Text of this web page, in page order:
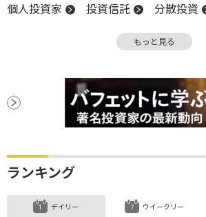
個人投資家
投資信託
分散投資
もっと見る
ランキング
デイリー ウイークリー